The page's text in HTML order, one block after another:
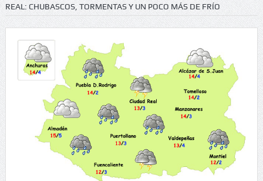
REAL: CHUBASCOS, TORMENTAS Y UN POCO MÁS DE FRÍO